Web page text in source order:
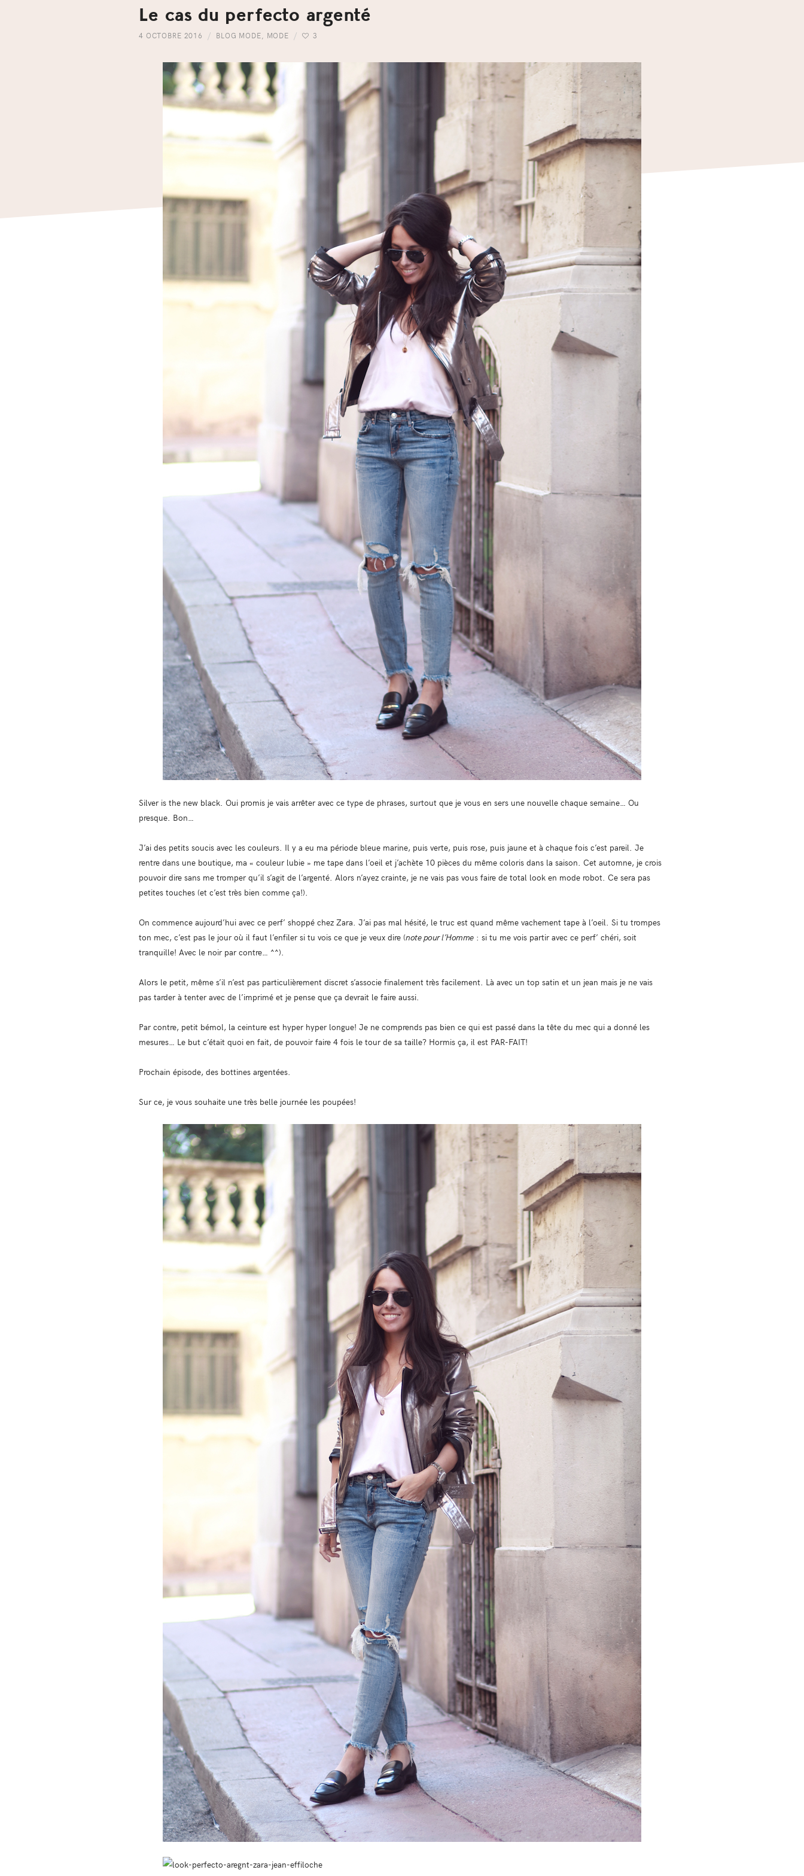
Le cas du perfecto argenté
4 OCTOBRE 2016 BLOG MODE MODE 3
Silver is the new black. Oui promis je vais arrêter avec ce type de phrases, surtout que je vous en sers une nouvelle chaque semaine… Ou
presque. Bon…
J’ai des petits soucis avec les couleurs. Il y a eu ma période bleue marine, puis verte, puis rose, puis jaune et à chaque fois c’est pareil. Je
rentre dans une boutique, ma « couleur lubie » me tape dans l’oeil et j’achète 10 pièces du même coloris dans la saison. Cet automne, je crois
pouvoir dire sans me tromper qu’il s’agit de l’argenté. Alors n’ayez crainte, je ne vais pas vous faire de total look en mode robot. Ce sera pas
petites touches (et c’est très bien comme ça!).
On commence aujourd’hui avec ce perf’ shoppé chez Zara. J’ai pas mal hésité, le truc est quand même vachement tape à l’oeil. Si tu trompes
ton mec, c’est pas le jour où il faut l’enfiler si tu vois ce que je veux dire (note pour l’Homme: si tu me vois partir avec ce perf’ chéri, soit
tranquille! Avec le noir par contre… ^^).
Alors le petit, même s’il n’est pas particulièrement discret s’associe finalement très facilement. Là avec un top satin et un jean mais je ne vais
pas tarder à tenter avec de l’imprimé et je pense que ça devrait le faire aussi.
Par contre, petit bémol, la ceinture est hyper hyper longue! Je ne comprends pas bien ce qui est passé dans la tête du mec qui a donné les
mesures… Le but c’était quoi en fait, de pouvoir faire 4 fois le tour de sa taille? Hormis ça, il est PAR-FAIT!
Prochain épisode, des bottines argentées.
Sur ce, je vous souhaite une très belle journée les poupées!